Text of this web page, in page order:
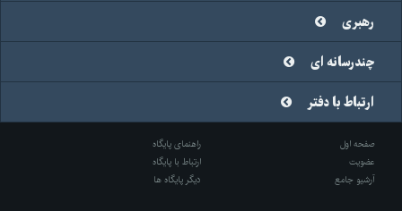
رهبری
چندرسانه ای
ارتباط با دفتر
صفحه اول
راهنمای پایگاه
عضویت
ارتباط با پایگاه
آرشیو جامع
دیگر پایگاه ها